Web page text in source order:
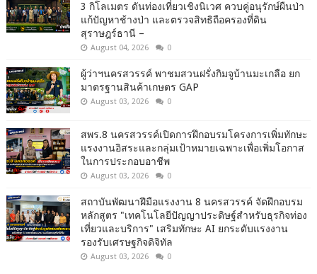
3 กิโลเมตร ดันท่องเที่ยวเชิงนิเวศ ควบคู่อนุรักษ์ผืนป่า
แก้ปัญหาช้างป่า และตรวจสิทธิถือครองที่ดิน
สุราษฎร์ธานี –
August 04, 2026 0
ผู้ว่าฯนครสวรรค์ พาชมสวนฝรั่งกิมจูบ้านมะเกลือ ยก
มาตรฐานสินค้าเกษตร GAP
August 03, 2026 0
สพร.8 นครสวรรค์เปิดการฝึกอบรมโครงการเพิ่มทักษะ
แรงงานอิสระและกลุ่มเป้าหมายเฉพาะเพื่อเพิ่มโอกาส
ในการประกอบอาชีพ
August 03, 2026 0
สถาบันพัฒนาฝีมือแรงงาน 8 นครสวรรค์ จัดฝึกอบรม
หลักสูตร "เทคโนโลยีปัญญาประดิษฐ์สำหรับธุรกิจท่อง
เที่ยวและบริการ" เสริมทักษะ AI ยกระดับแรงงาน
รองรับเศรษฐกิจดิจิทัล
August 03, 2026 0